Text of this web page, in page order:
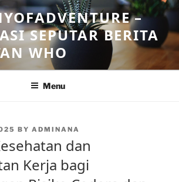
–
SEPUTAR BERITA
WHO
Menu
BY ADMINANA
dan
Kerja bagi